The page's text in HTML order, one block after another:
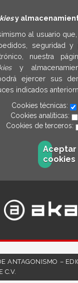
y
al usuario
seguridad y
nuestra
y
ejercer sus
indicados
Cookies técnicas:
Cookies analíticas:
Cookies de terceros:
Aceptar
cookies
ANTAGONISMO –
C.V.